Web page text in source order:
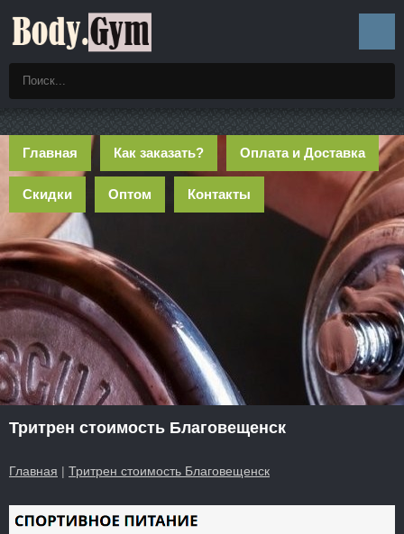
Главная Как заказать? Оплата и Доставка
Скидки Оптом Контакты
Тритрен стоимость Благовещенск
Главная | Тритрен стоимость Благовещенск